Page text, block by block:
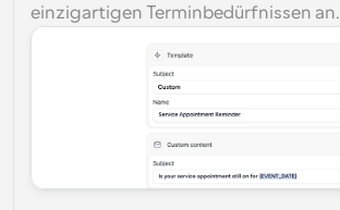
einzigartigen Terminbedürfnissen an.